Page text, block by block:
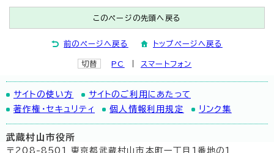
このページの先頭へ戻る
前のページへ戻る トップページへ戻る
切替 PC スマートフォン
サイトの使い方
サイトのご利用にあたって
著作権・セキュリティ
個人情報利用規定 リンク集
武蔵村山市役所
〒208-8501 東京都武蔵村山市本町一丁目1番地の1